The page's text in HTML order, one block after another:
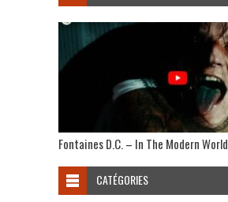
Fontaines D.C. – In The Modern World
CATÉGORIES